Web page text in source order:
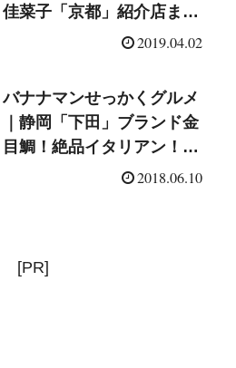
佳菜子「京都」紹介店まと
2019.04.02
バナナマンせっかくグルメ
｜静岡「下田」ブランド金
目鯛！絶品イタリアン！話
題の鉄板焼！（2018/6/10）
2018.06.10
[PR]